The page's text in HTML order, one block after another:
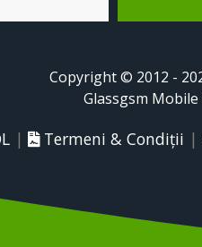
Copyright © 2012 -
Glassgsm Mobile
| Termeni & Condiții |